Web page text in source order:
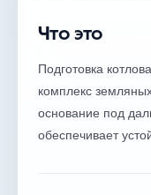
Что это
Подготовка
комплекс
основание под
обеспечивает